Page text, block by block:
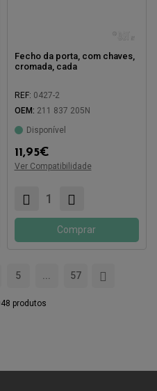
Fecho da porta, com chaves,
cromada, cada
REF: 0427-2
OEM: 211 837 205N
Disponível
11,95€
Ver Compatibilidade
Compatível com:
Comprar
5 57
produtos